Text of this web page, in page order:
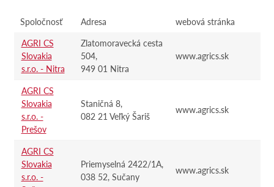
Spoločnosť Adresa
webová stránka
AGRI CS
Slovakia
s.r.o. - Nitra
Zlatomoravecká cesta
504,
949 01 Nitra
www.agrics.sk
AGRI CS
Slovakia
s.r.o. -
Prešov
Staničná 8,
082 21 Veľký Šariš
www.agrics.sk
AGRI CS
Slovakia
s.r.o. -
Priemyselná 2422/1A,
038 52, Sučany
www.agrics.sk